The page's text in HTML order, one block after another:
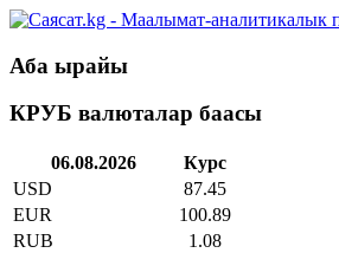
Аба ырайы
КРУБ валюталар баасы
06.08.2026
Курс
USD
87.45
EUR
100.89
RUB
1.08